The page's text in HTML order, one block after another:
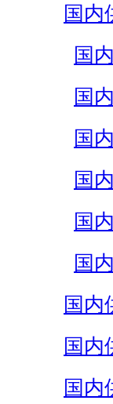
国内
国
国
国
国
国
国
国内
国内
国内